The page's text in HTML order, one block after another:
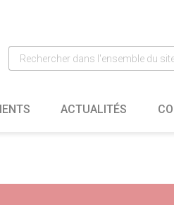
ACTUALITÉS